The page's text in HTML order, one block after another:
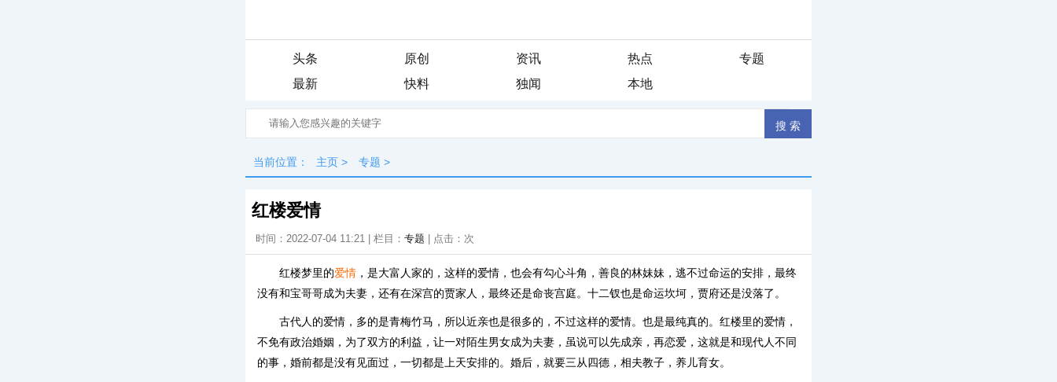
头条 原创 资讯 热点
专题
最新
快料 独闻 本地
当前位置： 主页 > 专题 >
红楼爱情
时间：2022-07-04 11:21 | 栏目： 专题 | 点击： 次
红楼梦里的爱情 ，是大富人家的，这样的爱情，也会有勾心斗角，善良的林妹妹，逃不过命运的安排，最终
没有和宝哥哥成为夫妻，还有在深宫的贾家人，最终还是命丧宫庭。十二钗也是命运坎坷，贾府还是没落了。
古代人的爱情，多的是青梅竹马，所以近亲也是很多的，不过这样的爱情。也是最纯真的。红楼里的爱情，
不免有政治婚姻，为了双方的利益，让一对陌生男女成为夫妻，虽说可以先成亲，再恋爱，这就是和现代人不同
的事，婚前都是没有见面过，一切都是上天安排的。婚后，就要三从四德，相夫教子，养儿育女。